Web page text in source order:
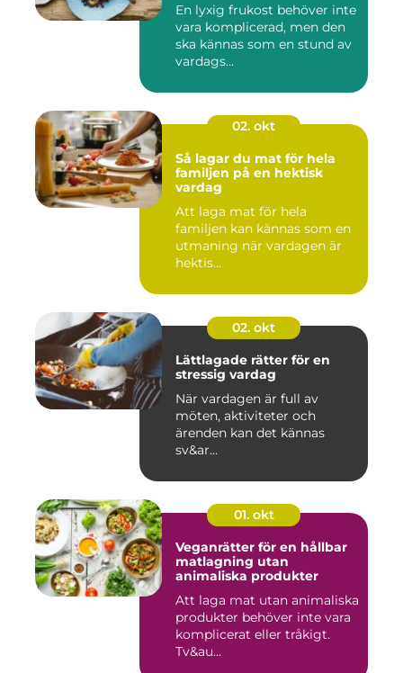
En lyxig frukost behöver inte
vara komplicerad, men den
ska kännas som en stund av
vardags...
02. okt
Så lagar du mat för hela
familjen på en hektisk
vardag
Att laga mat för hela
familjen kan kännas som en
utmaning när vardagen är
hektis...
02. okt
Lättlagade rätter för en
stressig vardag
När vardagen är full av
möten, aktiviteter och
ärenden kan det kännas
sv&ar...
01. okt
Veganrätter för en hållbar
matlagning utan
animaliska produkter
Att laga mat utan animaliska
produkter behöver inte vara
komplicerat eller tråkigt.
Tv&au...